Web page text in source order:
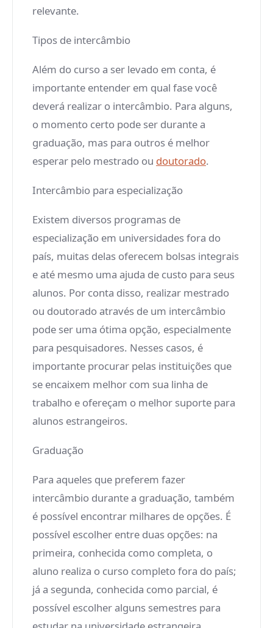
relevante.
Tipos de intercâmbio
Além do curso a ser levado em conta, é
importante entender em qual fase você
deverá realizar o intercâmbio. Para alguns,
o momento certo pode ser durante a
graduação, mas para outros é melhor
esperar pelo mestrado ou doutorado.
Intercâmbio para especialização
Existem diversos programas de
especialização em universidades fora do
país, muitas delas oferecem bolsas integrais
e até mesmo uma ajuda de custo para seus
alunos. Por conta disso, realizar mestrado
ou doutorado através de um intercâmbio
pode ser uma ótima opção, especialmente
para pesquisadores. Nesses casos, é
importante procurar pelas instituições que
se encaixem melhor com sua linha de
trabalho e ofereçam o melhor suporte para
alunos estrangeiros.
Graduação
Para aqueles que preferem fazer
intercâmbio durante a graduação, também
é possível encontrar milhares de opções. É
possível escolher entre duas opções: na
primeira, conhecida como completa, o
aluno realiza o curso completo fora do país;
já a segunda, conhecida como parcial, é
possível escolher alguns semestres para